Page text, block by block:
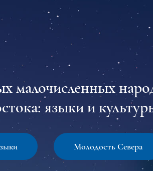
малочисленных
языки и
Молодость Севера